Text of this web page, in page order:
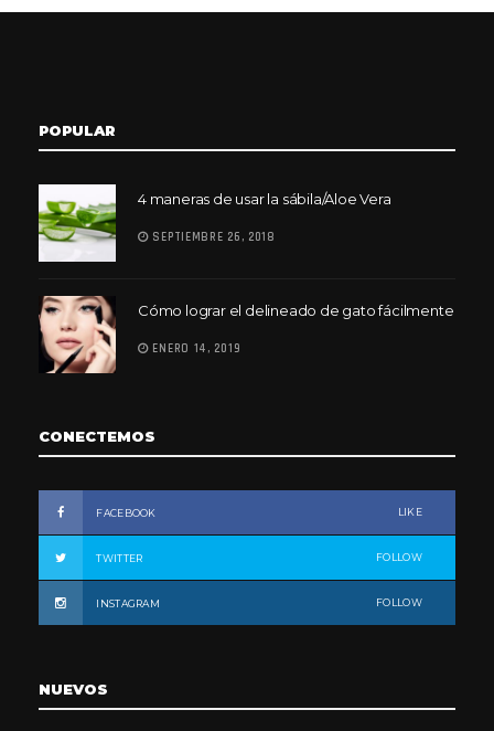
POPULAR
4 maneras de usar la sábila/Aloe Vera
SEPTIEMBRE 26, 2018
Cómo lograr el delineado de gato fácilmente
ENERO 14, 2019
CONECTEMOS
FACEBOOK LIKE
TWITTER FOLLOW
INSTAGRAM FOLLOW
NUEVOS